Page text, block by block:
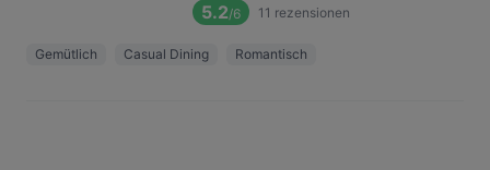
5.2/6 11 rezensionen
Gemütlich Casual Dining Romantisch